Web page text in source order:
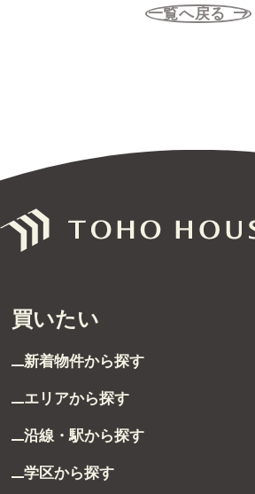
一覧へ戻る
買いたい
新着物件から探す
エリアから探す
沿線・駅から探す
学区から探す
未来カレンダー
会社紹介
東宝ハウス大田東京に
スタッフ一覧